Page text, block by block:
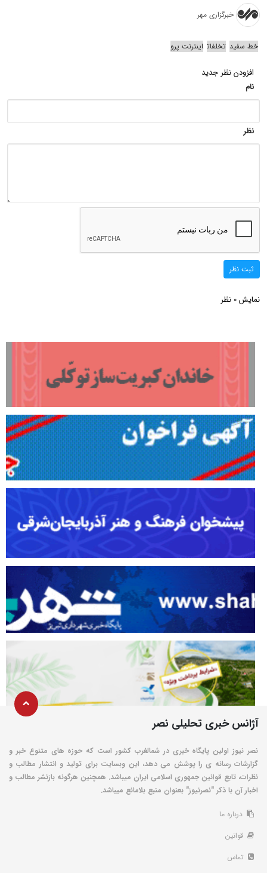
خبرگزاری مهر
خط سفید تخلفات اینترنت پرو
افزودن نظر جدید
نام
نظر
ثبت نظر
نمایش 0 نظر
آژانس خبری تحلیلی نصر
نصر نیوز اولین پایگاه خبری در شمالغرب کشور است که حوزه های متنوع خبر و
گزارشات رسانه ی را پوشش می دهد، این وبسایت برای تولید و انتشار مطالب و
نظرات، تابع قوانین جمهوری اسلامی ایران میباشد. همچنین هرگونه بازنشر مطالب و
اخبار آن با ذکر "نصرنیوز" بعنوان منبع بلامانع میباشد.
درباره ما
قوانین
تماس